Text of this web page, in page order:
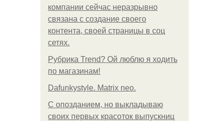
компании сейчас неразрывно
связана с создание своего
контента, своей страницы в соц
сетях.
Рубрика Trend? Ой люблю я ходить
по магазинам!
Dafunkystyle. Matrix neo.
С опозданием, но выкладываю
своих первых красоток выпускниц